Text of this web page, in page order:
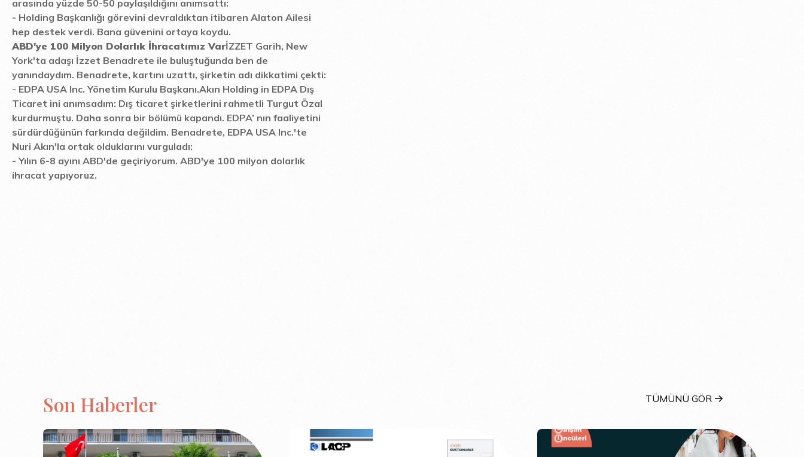
arasında yüzde 50-50 paylaşıldığını anımsattı:
- Holding Başkanlığı görevini devraldıktan itibaren Alaton Ailesi
hep destek verdi. Bana güvenini ortaya koydu.
ABD'ye 100 Milyon Dolarlık İhracatımız VarİZZET Garih, New
York'ta adaşı İzzet Benadrete ile buluştuğunda ben de
yanındaydım. Benadrete, kartını uzattı, şirketin adı dikkatimi çekti:
- EDPA USA Inc. Yönetim Kurulu Başkanı.Akın Holding in EDPA Dış
Ticaret ini anımsadım: Dış ticaret şirketlerini rahmetli Turgut Özal
kurdurmuştu. Daha sonra bir bölümü kapandı. EDPA’ nın faaliyetini
sürdürdüğünün farkında değildim. Benadrete, EDPA USA Inc.'te
Nuri Akın'la ortak olduklarını vurguladı:
- Yılın 6-8 ayını ABD'de geçiriyorum. ABD'ye 100 milyon dolarlık
ihracat yapıyoruz.
Son Haberler TÜMÜNÜ GÖR